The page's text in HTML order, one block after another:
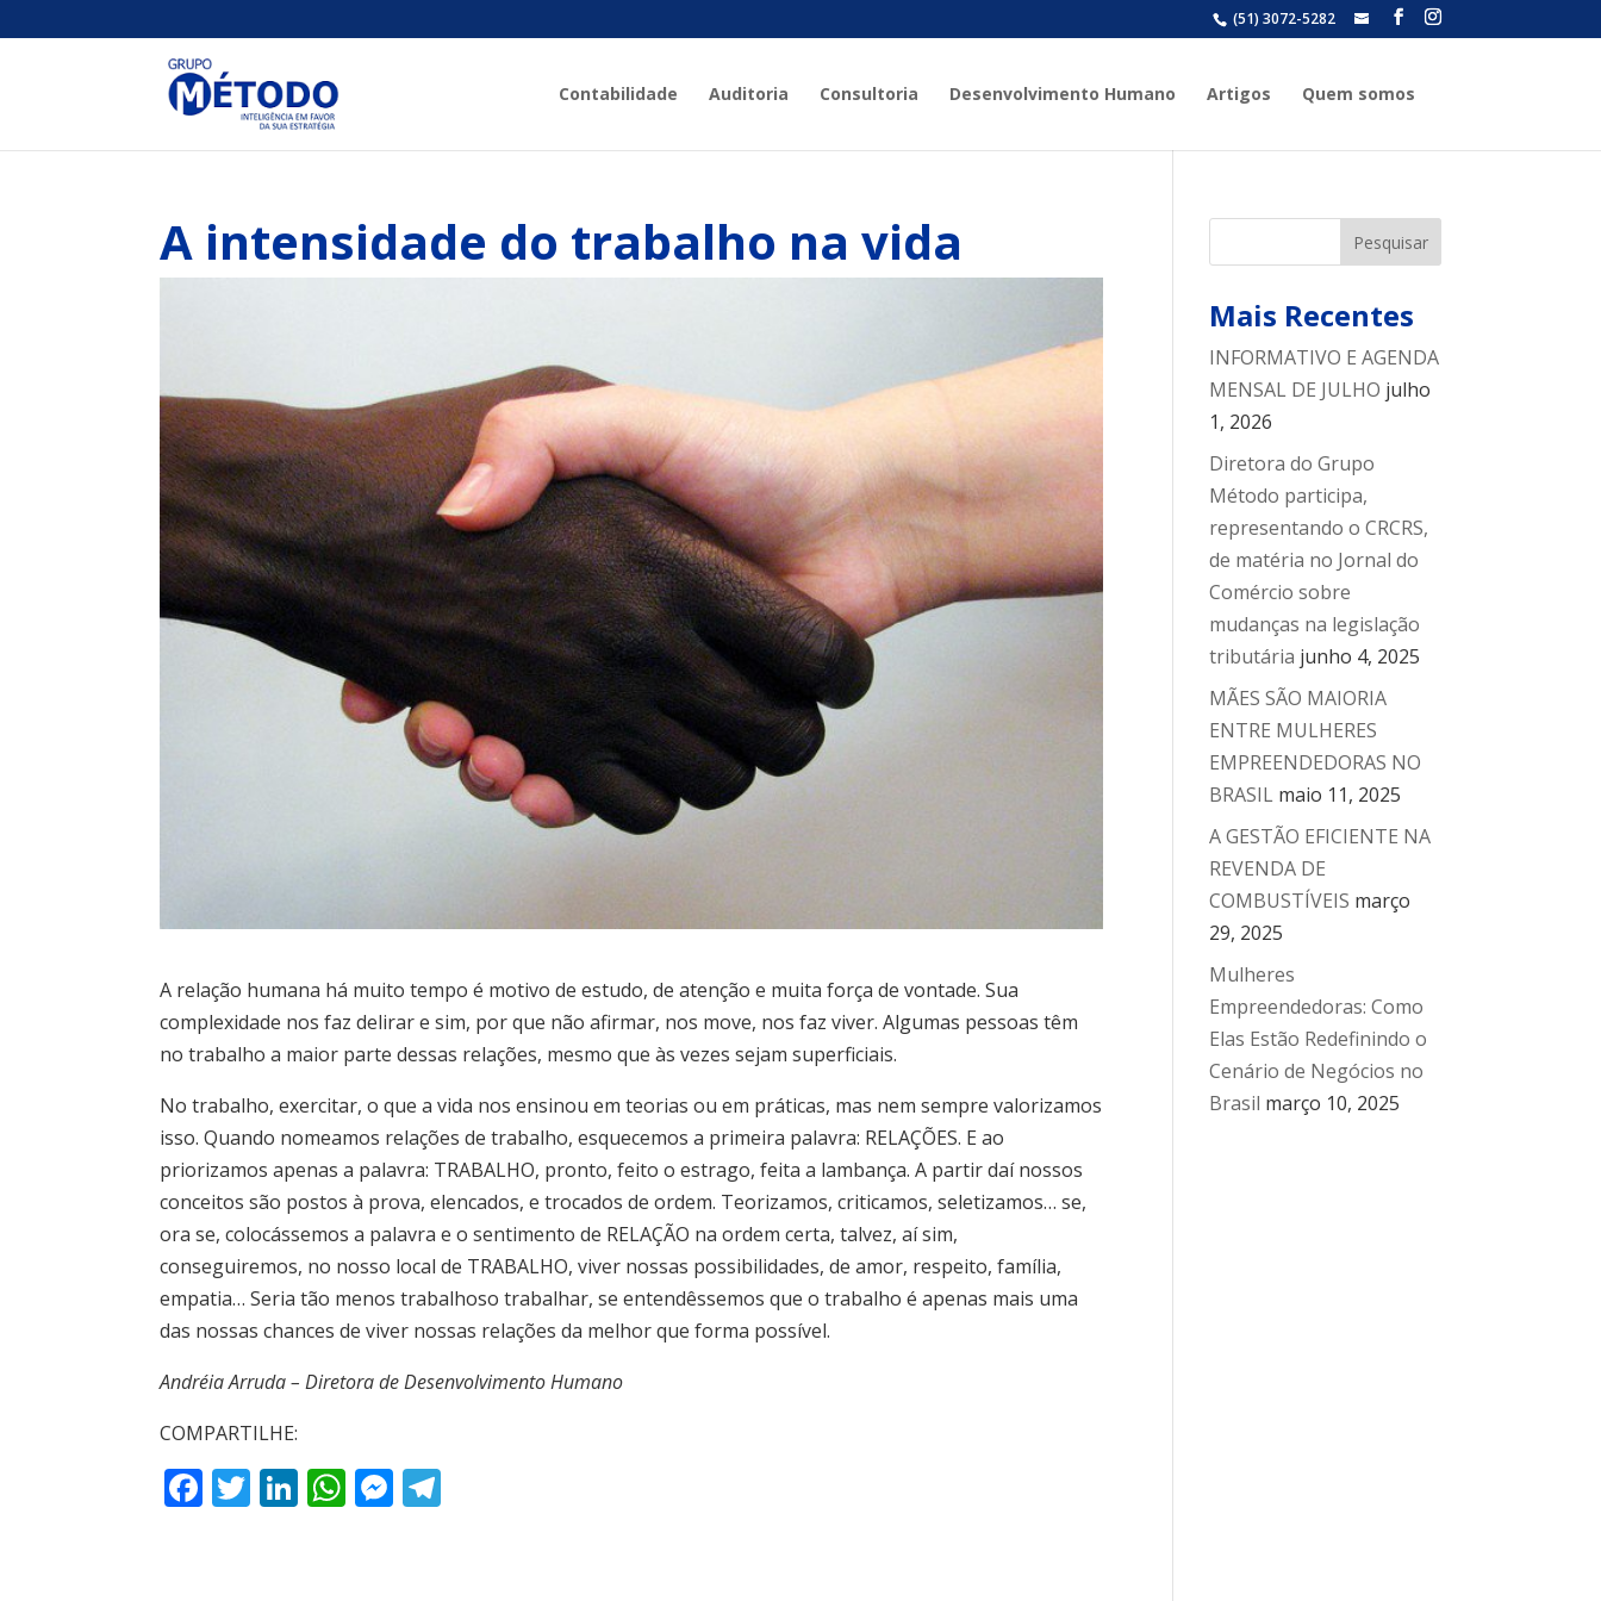
(51) 3072-5282
Contabilidade Auditoria Consultoria Desenvolvimento Humano Artigos Quem somos
A intensidade do trabalho na vida
A relação humana há muito tempo é motivo de estudo, de atenção e muita força de vontade. Sua
complexidade nos faz delirar e sim, por que não afirmar, nos move, nos faz viver. Algumas pessoas têm
no trabalho a maior parte dessas relações, mesmo que às vezes sejam superficiais.
No trabalho, exercitar, o que a vida nos ensinou em teorias ou em práticas, mas nem sempre valorizamos
isso. Quando nomeamos relações de trabalho, esquecemos a primeira palavra: RELAÇÕES. E ao
priorizamos apenas a palavra: TRABALHO, pronto, feito o estrago, feita a lambança. A partir daí nossos
conceitos são postos à prova, elencados, e trocados de ordem. Teorizamos, criticamos, seletizamos… se,
ora se, colocássemos a palavra e o sentimento de RELAÇÃO na ordem certa, talvez, aí sim,
conseguiremos, no nosso local de TRABALHO, viver nossas possibilidades, de amor, respeito, família,
empatia… Seria tão menos trabalhoso trabalhar, se entendêssemos que o trabalho é apenas mais uma
das nossas chances de viver nossas relações da melhor que forma possível.
Andréia Arruda – Diretora de Desenvolvimento Humano
COMPARTILHE:
F T Li W M
Mais Recentes
INFORMATIVO E AGENDA
MENSAL DE JULHO julho
1, 2026
Diretora do Grupo
Método participa,
representando o CRCRS,
de matéria no Jornal do
Comércio sobre
mudanças na legislação
tributária junho 4, 2025
MÃES SÃO MAIORIA
ENTRE MULHERES
EMPREENDEDORAS NO
BRASIL maio 11, 2025
A GESTÃO EFICIENTE NA
REVENDA DE
COMBUSTÍVEIS março
29, 2025
Mulheres
Empreendedoras: Como
Elas Estão Redefinindo o
Cenário de Negócios no
Brasil março 10, 2025